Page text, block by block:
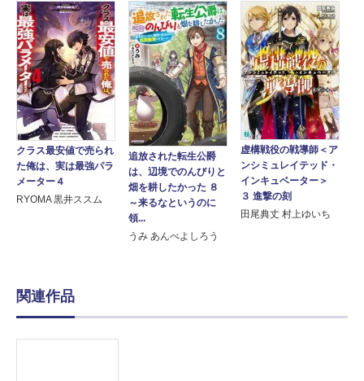
クラス最安値で売られ
た俺は、実は最強パラ
メーター４
RYOMA 黒井ススム
追放された転生公爵
は、辺境でのんびりと
畑を耕したかった ８
～来るなというのに
領...
うみ あんべよしろう
虚構戦役の戦導師＜ア
ンシミュレイテッド・
インキュベーター＞
３ 進撃の刻
田尾典丈 村上ゆいち
関連作品